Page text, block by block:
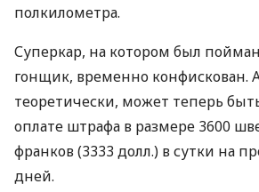
полкилометра.
Суперкар, на котором был
гонщик, временно конфискован.
теоретически, может теперь
оплате штрафа в размере 3600
франков (3333 долл.) в сутки на
дней.